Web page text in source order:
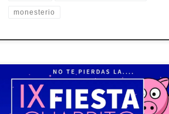
monesterio